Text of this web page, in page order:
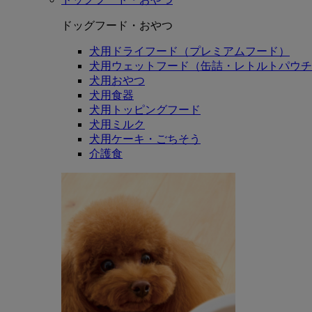
ドッグフード・おやつ
犬用ドライフード（プレミアムフード）
犬用ウェットフード（缶詰・レトルトパウ
犬用おやつ
犬用食器
犬用トッピングフード
犬用ミルク
犬用ケーキ・ごちそう
介護食